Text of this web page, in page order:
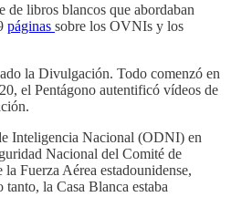
libros blancos que abordaban
páginas sobre los OVNIs y los
la Divulgación. Todo comenzó en
el Pentágono autentificó vídeos de
Inteligencia Nacional (ODNI) en
Nacional del Comité de
Fuerza Aérea estadounidense,
la Casa Blanca estaba